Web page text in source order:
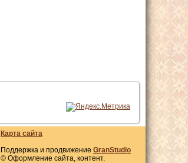
Карта сайта
Поддержка и продвижение GranStudio
© Оформление сайта, контент.